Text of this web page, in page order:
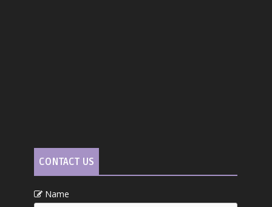
CONTACT US
Name